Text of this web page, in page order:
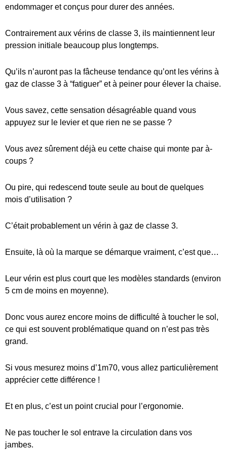
endommager et conçus pour durer des années.
Contrairement aux vérins de classe 3, ils maintiennent leur
pression initiale beaucoup plus longtemps.
Qu’ils n’auront pas la fâcheuse tendance qu’ont les vérins à
gaz de classe 3 à “fatiguer” et à peiner pour élever la chaise.
Vous savez, cette sensation désagréable quand vous
appuyez sur le levier et que rien ne se passe ?
Vous avez sûrement déjà eu cette chaise qui monte par à-
coups ?
Ou pire, qui redescend toute seule au bout de quelques
mois d’utilisation ?
C’était probablement un vérin à gaz de classe 3.
Ensuite, là où la marque se démarque vraiment, c’est que…
Leur vérin est plus court que les modèles standards (environ
5 cm de moins en moyenne).
Donc vous aurez encore moins de difficulté à toucher le sol,
ce qui est souvent problématique quand on n’est pas très
grand.
Si vous mesurez moins d’1m70, vous allez particulièrement
apprécier cette différence !
Et en plus, c’est un point crucial pour l’ergonomie.
Ne pas toucher le sol entrave la circulation dans vos
jambes.